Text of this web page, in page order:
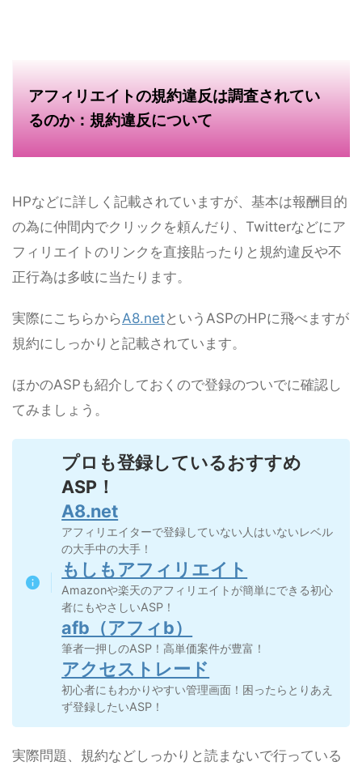
アフィリエイトの規約違反は調査されてい
るのか：規約違反について
HPなどに詳しく記載されていますが、基本は報酬目的
の為に仲間内でクリックを頼んだり、Twitterなどにア
フィリエイトのリンクを直接貼ったりと規約違反や不
正行為は多岐に当たります。
実際にこちらからA8.netというASPのHPに飛べますが
規約にしっかりと記載されています。
ほかのASPも紹介しておくので登録のついでに確認し
てみましょう。
プロも登録しているおすすめ
ASP！
A8.net
アフィリエイターで登録していない人はいないレベル
の大手中の大手！
もしもアフィリエイト
Amazonや楽天のアフィリエイトが簡単にできる初心
者にもやさしいASP！
afb（アフィb）
筆者一押しのASP！高単価案件が豊富！
アクセストレード
初心者にもわかりやすい管理画面！困ったらとりあえ
ず登録したいASP！
実際問題、規約などしっかりと読まないで行っている